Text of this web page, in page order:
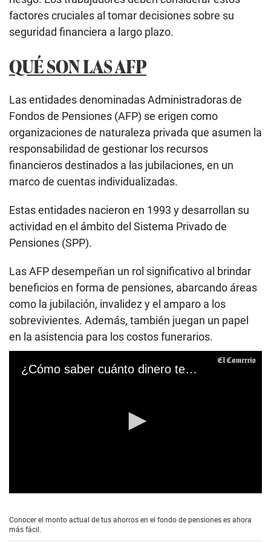
factores cruciales al tomar decisiones sobre su
seguridad financiera a largo plazo.
QUÉ SON LAS AFP
Las entidades denominadas Administradoras de
Fondos de Pensiones (AFP) se erigen como
organizaciones de naturaleza privada que asumen la
responsabilidad de gestionar los recursos
financieros destinados a las jubilaciones, en un
marco de cuentas individualizadas.
Estas entidades nacieron en 1993 y desarrollan su
actividad en el ámbito del Sistema Privado de
Pensiones (SPP).
Las AFP desempeñan un rol significativo al brindar
beneficios en forma de pensiones, abarcando áreas
como la jubilación, invalidez y el amparo a los
sobrevivientes. Además, también juegan un papel
en la asistencia para los costos funerarios.
¿Cómo saber cuánto dinero tengo en mi AFP?
e
c
Conocer el monto actual de tus ahorros en el fondo de pensiones es ahora
más fácil.